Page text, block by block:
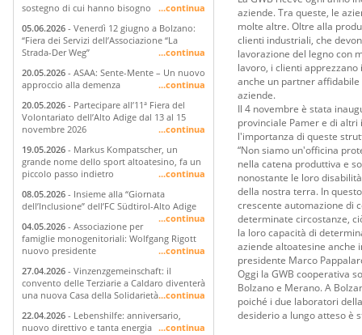
sostegno di cui hanno bisogno
...continua
05.06.2026 - Venerdì 12 giugno a Bolzano:
“Fiera dei Servizi dell’Associazione “La
Strada-Der Weg”
...continua
20.05.2026 - ASAA: Sente-Mente – Un nuovo
approccio alla demenza
...continua
20.05.2026 - Partecipare all’11ª Fiera del
Volontariato dell’Alto Adige dal 13 al 15
novembre 2026
...continua
19.05.2026 - Markus Kompatscher, un
grande nome dello sport altoatesino, fa un
piccolo passo indietro
...continua
08.05.2026 - Insieme alla “Giornata
dell’Inclusione” dell’FC Südtirol-Alto Adige
...continua
04.05.2026 - Associazione per
famiglie monogenitoriali: Wolfgang Rigott
nuovo presidente
...continua
27.04.2026 - Vinzenzgemeinschaft: il
convento delle Terziarie a Caldaro diventerà
una nuova Casa della Solidarietà...continua
22.04.2026 - Lebenshilfe: anniversario,
nuovo direttivo e tanta energia ...continua
aziende. Tra queste, le
molte altre. Oltre alla
clienti industriali, che
lavorazione del legno con
lavoro, i clienti
anche un partner
aziende.
Il 4 novembre è stata
provinciale Pamer e di
l'importanza di queste
“Non siamo un'officina
nella catena produttiva e
nonostante le loro
della nostra terra. In
crescente automazione di
determinate circostanze,
la loro capacità di
aziende altoatesine anche
presidente Marco
Oggi la GWB cooperativa
Bolzano e Merano. A
poiché i due laboratori
desiderio a lungo atteso è